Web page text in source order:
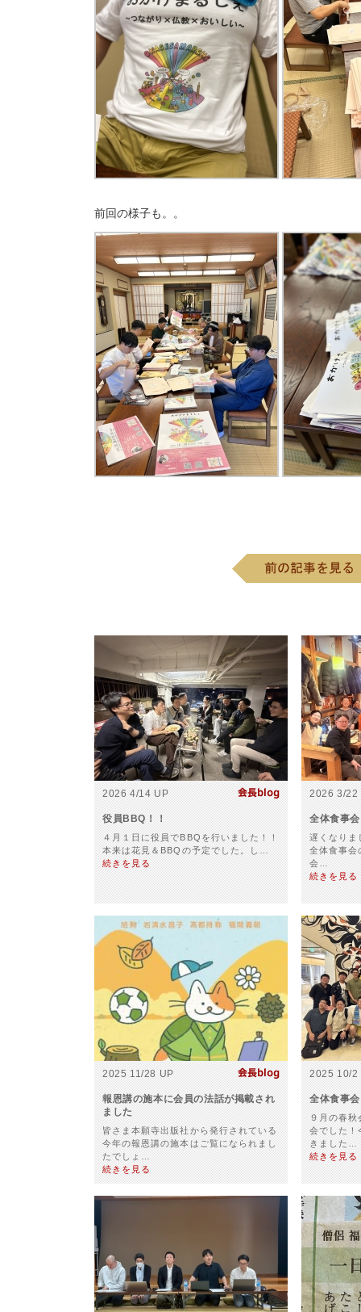
前回の様子も。。
2026 4/14 UP
役員BBQ！！
４月１日に役員でBBQを行いました！！
本来は花見＆BBQの予定でした。し…
続きを見る
2026 3/22
全体食事
遅くなりま
全体食事会
会…
続きを見る
2025 11/28 UP
報恩講の施本に会員の法話が掲載され
ました
皆さま本願寺出版社から発行されている
今年の報恩講の施本はご覧になられまし
たでしょ…
続きを見る
2025 10/2
全体食事
９月の春秋
会でした！
きました…
続きを見る